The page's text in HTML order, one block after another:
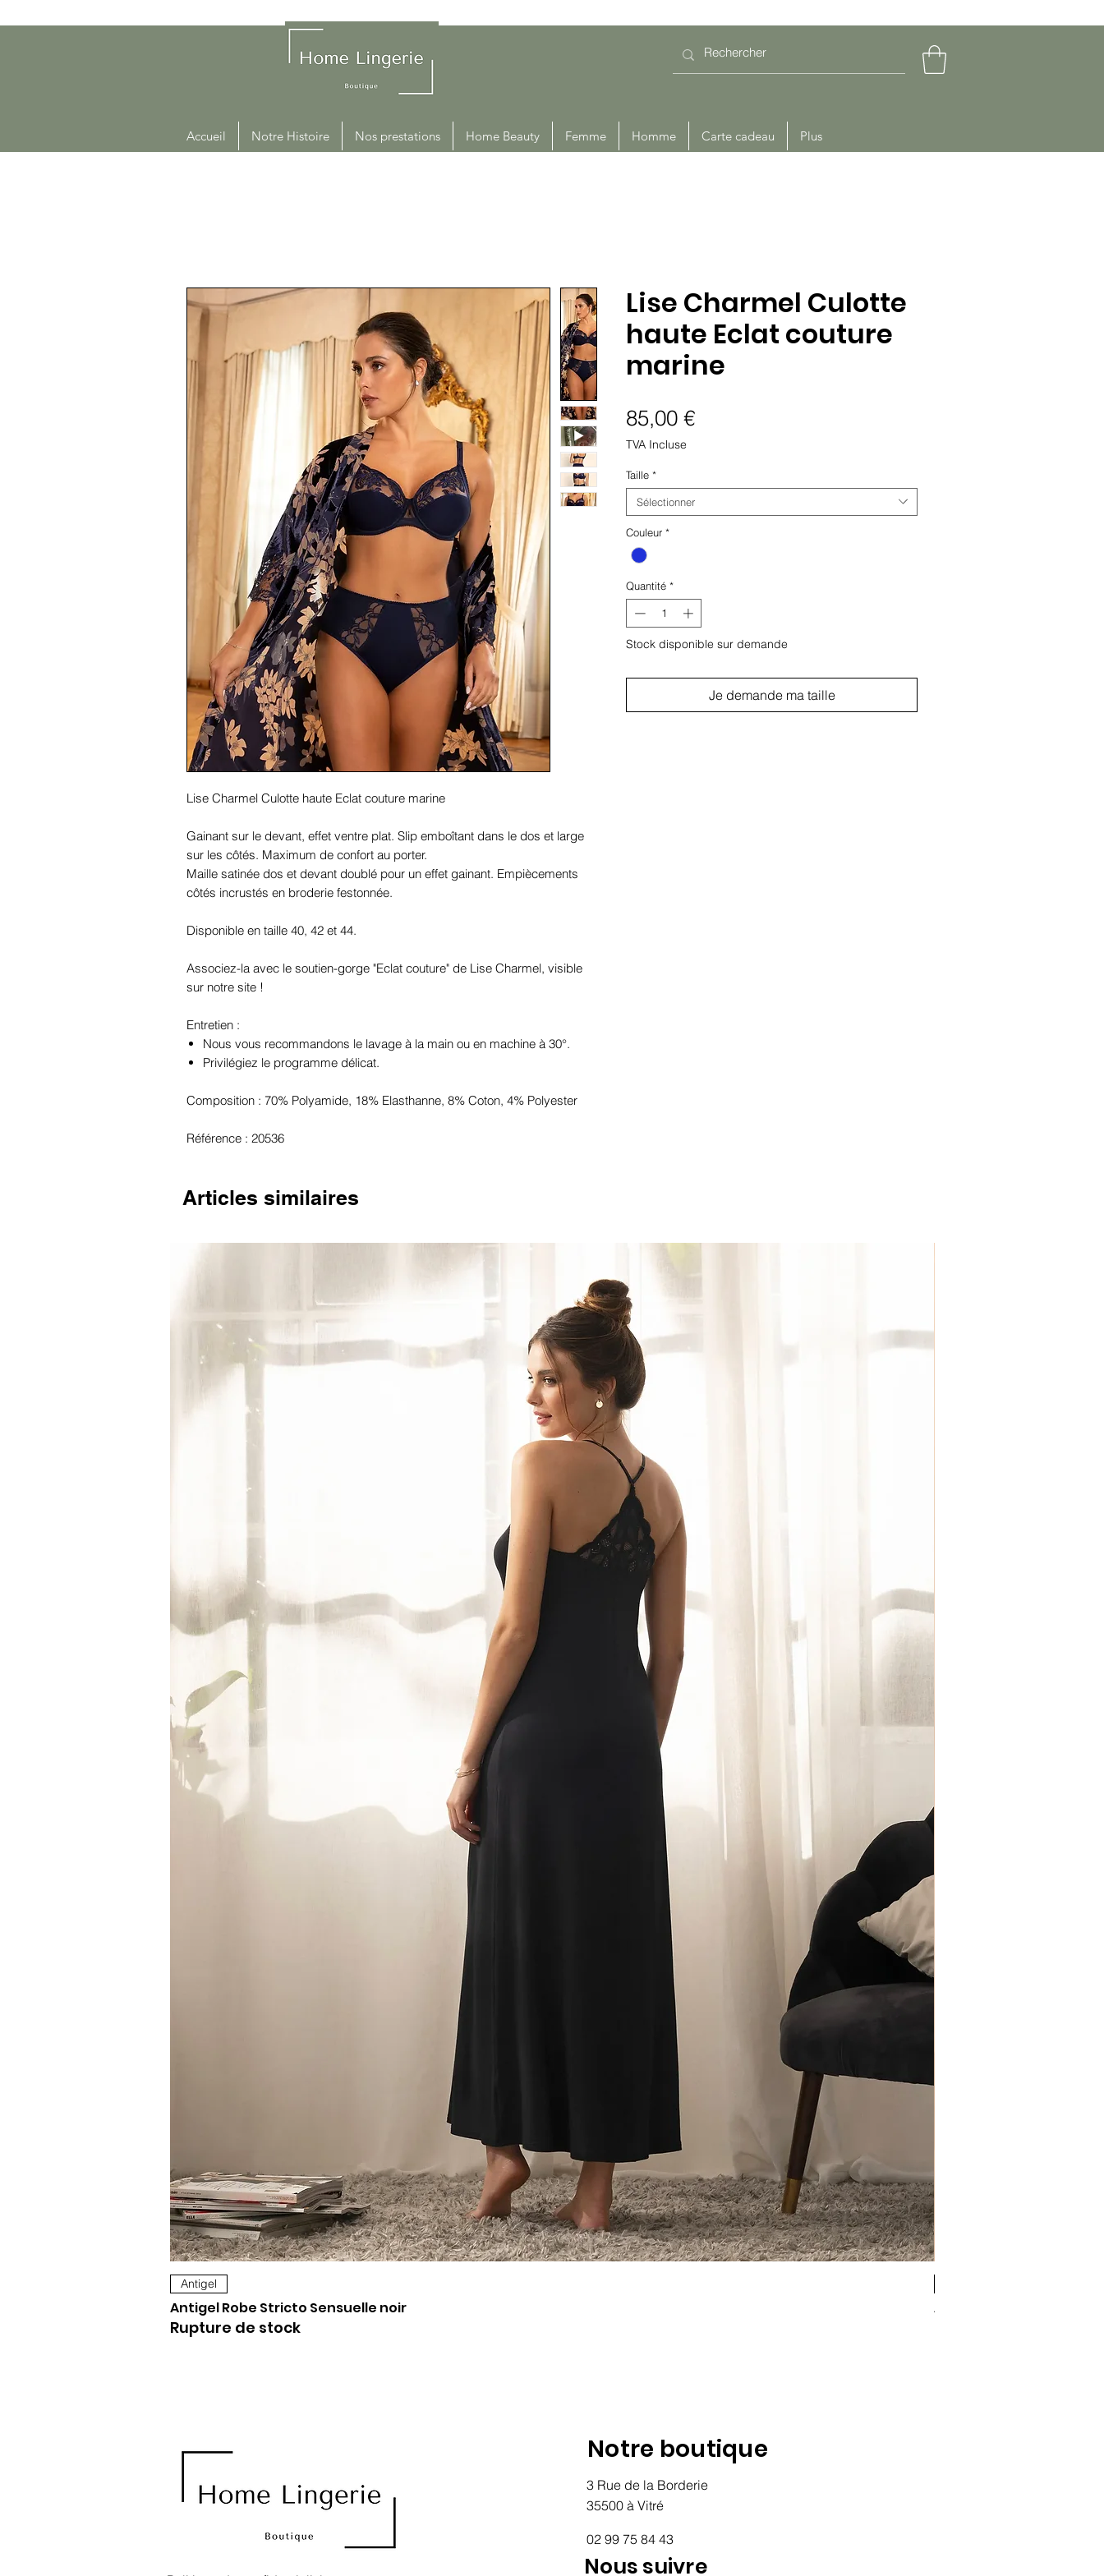
Accueil Notre Histoire Nos prestations Home Beauty Femme Homme Carte cadeau Plus
Lise Charmel Culotte haute Eclat couture marine
Gainant sur le devant, effet ventre plat. Slip emboîtant dans le dos et large
sur les côtés. Maximum de confort au porter.
Maille satinée dos et devant doublé pour un effet gainant. Empiècements
côtés incrustés en broderie festonnée.
Disponible en taille 40, 42 et 44.
Associez-la avec le soutien-gorge "Eclat couture" de Lise Charmel, visible
sur notre site !
Entretien :
Nous vous recommandons le lavage à la main ou en machine à 30°.
Privilégiez le programme délicat.
Composition : 70% Polyamide, 18% Elasthanne, 8% Coton, 4% Polyester
Référence : 20536
Lise Charmel Culotte
haute Eclat couture
marine
85,00 €Prix
TVA Incluse
Taille *
Sélectionner
Couleur *
Quantité *
Stock disponible sur demande
Je demande ma taille
Articles similaires
Antigel
Antigel Robe Stricto Sensuelle noir
Rupture de stock
Antigel Simply Perfect
Notre boutique
3 Rue de la Borderie
35500 à Vitré
02 99 75 84 43
Nous suivre